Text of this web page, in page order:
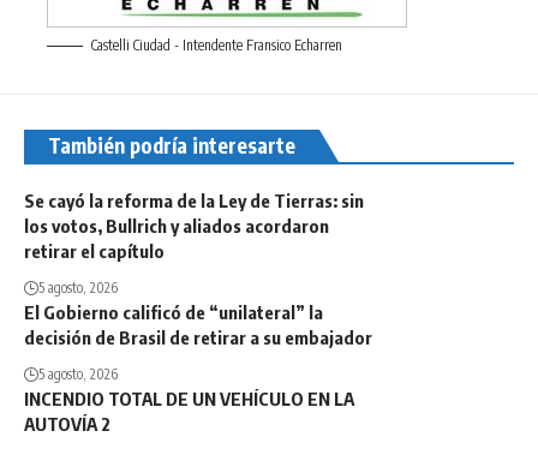
Castelli Ciudad - Intendente Fransico Echarren
También podría interesarte
Se cayó la reforma de la Ley de Tierras: sin
los votos, Bullrich y aliados acordaron
retirar el capítulo
5 agosto, 2026
El Gobierno calificó de “unilateral” la
decisión de Brasil de retirar a su embajador
5 agosto, 2026
INCENDIO TOTAL DE UN VEHÍCULO EN LA
AUTOVÍA 2